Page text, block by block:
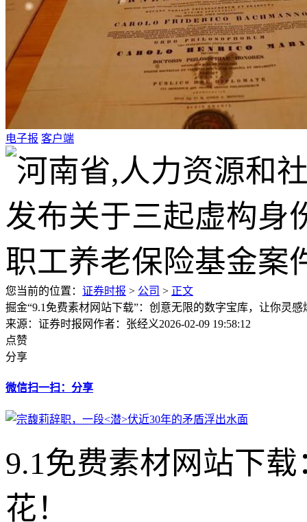
电子报 客户端
您当前的位置： 证券时报 > 公司 > 正文
掘金“9.1免费素材网站下载”：创意无限的数字宝库，让你灵感
来源：证券时报网作者：张经义2026-02-09 19:58:12
点赞
分享
微信扫一扫：分享
9.1免费素材网站下
花！